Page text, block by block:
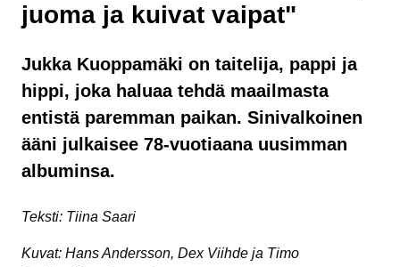
juoma ja kuivat vaipat"
Jukka Kuoppamäki on taitelija, pappi ja
hippi, joka haluaa tehdä maailmasta
entistä paremman paikan. Sinivalkoinen
ääni julkaisee 78-vuotiaana uusimman
albuminsa.
Teksti: Tiina Saari
Kuvat: Hans Andersson, Dex Viihde ja Timo